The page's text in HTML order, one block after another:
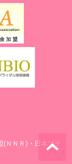
(ＮＮＲ)・日本ブラ